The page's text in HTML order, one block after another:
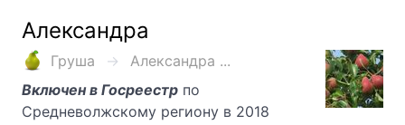
Александра
Груша
Александра ...
Включен в Госреестр по
Средневолжскому региону в 2018